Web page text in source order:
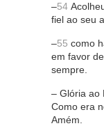
–54
fiel ao seu
–55 como
em favor
sempre.
– Glória ao
Como era
Amém.